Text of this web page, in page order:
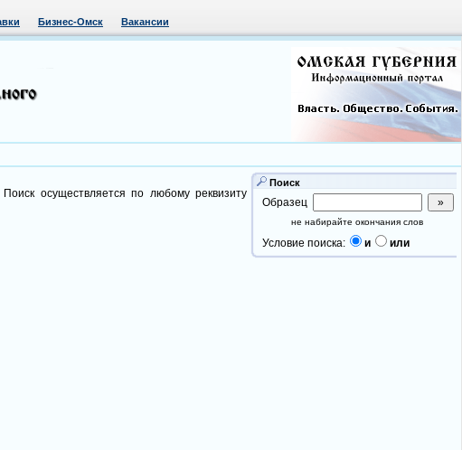
Бизнес-Омск Вакансии
осуществляется по любому реквизиту
Поиск
Образец
не набирайте окончания слов
Условие поиска: и или